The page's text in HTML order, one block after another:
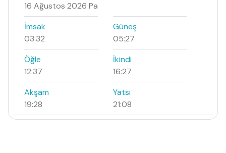
16 Ağustos 2026 Pa
İmsak
03:32
Güneş
05:27
Öğle
12:37
İkindi
16:27
Akşam
19:28
Yatsı
21:08